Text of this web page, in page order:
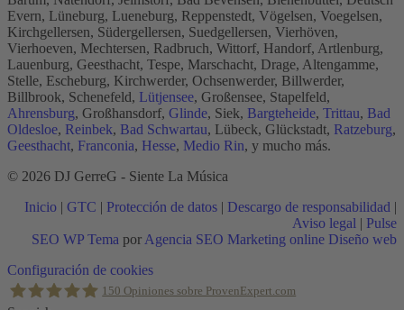
Evern, Lüneburg, Lueneburg, Reppenstedt, Vögelsen, Voegelsen,
Kirchgellersen, Südergellersen, Suedgellersen, Vierhöven,
Vierhoeven, Mechtersen, Radbruch, Wittorf, Handorf, Artlenburg,
Lauenburg, Geesthacht, Tespe, Marschacht, Drage, Altengamme,
Stelle, Escheburg, Kirchwerder, Ochsenwerder, Billwerder,
Billbrook, Schenefeld, Lütjensee, Großensee, Stapelfeld,
Ahrensburg, Großhansdorf, Glinde, Siek, Bargteheide, Trittau, Bad
Oldesloe, Reinbek, Bad Schwartau, Lübeck, Glückstadt, Ratzeburg,
Geesthacht, Franconia, Hesse, Medio Rin, y mucho más.
© 2026 DJ GerreG - Siente La Música
Inicio | GTC | Protección de datos | Descargo de responsabilidad |
Aviso legal | Pulse
SEO WP Tema por Agencia SEO Marketing online Diseño web
Scroll
al
inicio
Configuración de cookies
150 Opiniones sobre ProvenExpert.com